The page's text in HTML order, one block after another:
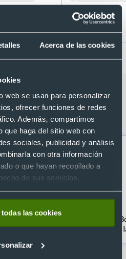
Acerca de las cookies
web se usan para personalizar
ofrecer funciones de redes
Además, compartimos
que haga del sitio web con
sociales, publicidad y análisis
con otra información
o que hayan recopilado a
de sus servicios.
las cookies
con Boligrafo
ultrafino y
plateados
Bolígrafos con caja